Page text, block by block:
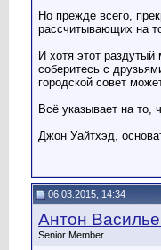
Но прежде всего,
рассчитывающих на
И хотя этот
соберитесь с
городской совет
Всё указывает на то,
Джон Уайтхэд,
06.03.2015, 14:34
Антон
Senior Member